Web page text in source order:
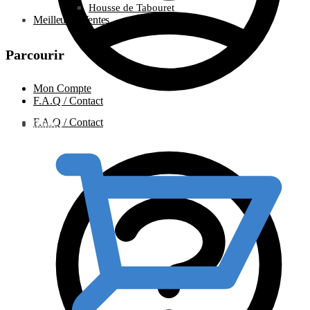
F.A.Q / Contact
Housse de Tabouret
Meilleures Ventes
Parcourir
Mon Compte
F.A.Q / Contact
0.00€